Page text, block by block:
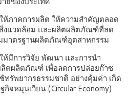
าคการผลิต ให้ความสำคัญตลอด
งแวดล้อม และผลิตผลิตภัณฑ์ที่ลด
มาตรฐานผลิตภัณฑ์อุตสาหกรรม
การวิจัย พัฒนา และการนำ
ลิตผลิตภัณฑ์ เพื่อลดการปล่อยก๊าซ
ทรัพยากรธรรมชาติ อย่างคุ้มค่า เกิด
จหมุนเวียน (Circular Economy)